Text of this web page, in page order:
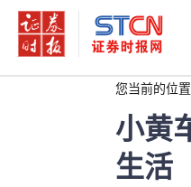
您当前的位置
小黄
生活